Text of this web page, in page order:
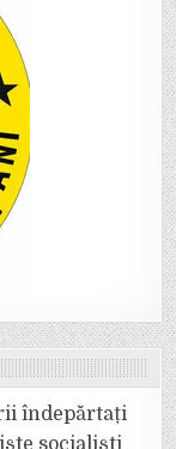
îndepărtați
socialiști